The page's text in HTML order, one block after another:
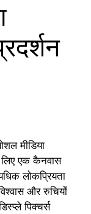
मीडिया
लिए एक कैनवास
लोकप्रियता
और रुचियों
पिक्चर्स